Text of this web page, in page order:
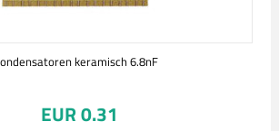
keramisch 6.8nF
EUR 0.31